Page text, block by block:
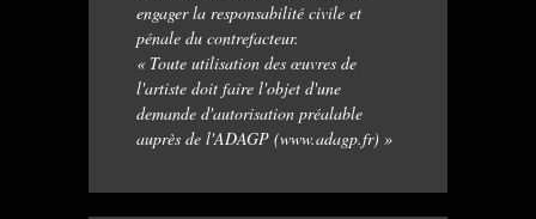
engager la responsabilité civile et
pénale du contrefacteur.
« Toute utilisation des œuvres de
l'artiste doit faire l'objet d'une
demande d'autorisation préalable
auprès de l'ADAGP (www.adagp.fr) »